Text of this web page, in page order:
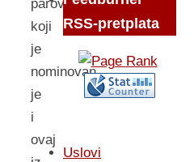
parova
koji
je
nominovan
je
i
ovaj
RSS-pretplata
Uslovi